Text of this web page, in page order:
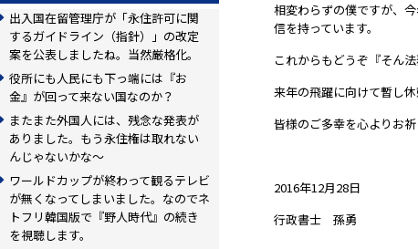
相変わらずの僕ですが、
信を持っています。
これからもどうぞ『そん
来年の飛躍に向けて暫し
皆様のご多幸を心よりお祈
2016年12月28日
行政書士 孫勇
出入国在留管理庁が「永住許可に関
するガイドライン（指針）」の改定
案を公表しましたね。当然厳格化。
役所にも人民にも下っ端には『お
金』が回って来ない国なのか？
またまた外国人には、残念な発表が
ありました。もう永住権は取れない
んじゃないかな〜
ワールドカップが終わって観るテレビ
が無くなってしまいました。なのでネ
トフリ韓国版で『野人時代』の続き
を視聴します。